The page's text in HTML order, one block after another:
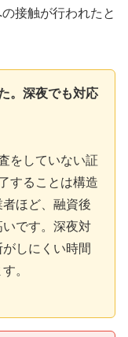
接触が行われたと
。深夜でも対応
をしていない証
することは構造
者ほど、融資後
です。深夜対
しにくい時間
。